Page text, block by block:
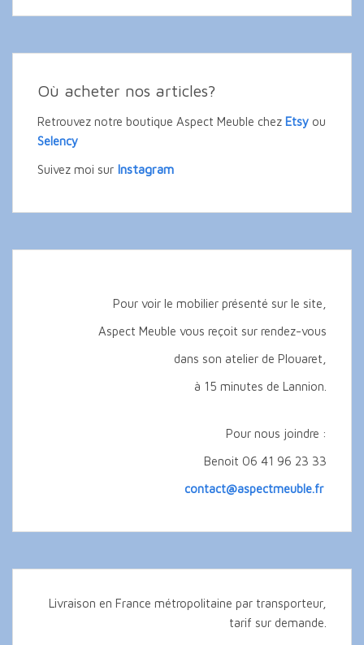
Où acheter nos articles?
Retrouvez notre boutique Aspect Meuble chez Etsy ou
Selency
Suivez moi sur Instagram
Pour voir le mobilier présenté sur le site,
Aspect Meuble vous reçoit sur rendez-vous
dans son atelier de Plouaret,
à 15 minutes de Lannion.
Pour nous joindre :
Benoit 06 41 96 23 33
contact@aspectmeuble.fr
Livraison en France métropolitaine par transporteur,
tarif sur demande.